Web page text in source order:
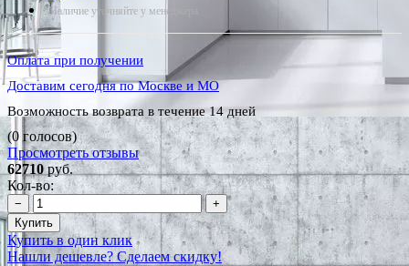
*Наличие уточняйте у менеджера
Оплата при получении
Доставим сегодня по Москве и МО
Возможность возврата в течение 14 дней
(0 голосов)
Просмотреть отзывы
62710 руб.
Кол-во:
−
+
Купить
Купить в один клик
Нашли дешевле? Сделаем скидку!